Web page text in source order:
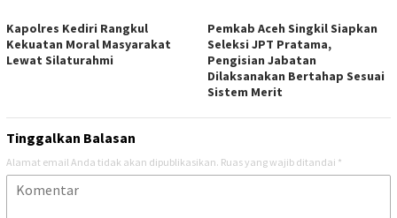
Kapolres Kediri Rangkul
Kekuatan Moral Masyarakat
Lewat Silaturahmi
Pemkab Aceh Singkil Siapkan
Seleksi JPT Pratama,
Pengisian Jabatan
Dilaksanakan Bertahap Sesuai
Sistem Merit
Tinggalkan Balasan
Alamat email Anda tidak akan dipublikasikan. Ruas yang wajib ditandai *